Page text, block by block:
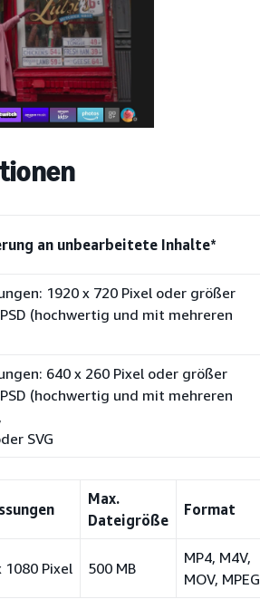
an unbearbeitete Inhalte*
1920 x 720 Pixel oder größer
(hochwertig und mit mehreren
640 x 260 Pixel oder größer
(hochwertig und mit mehreren
SVG
Max.
Dateigröße
Format
1080 Pixel 500 MB
MP4, M4V,
MOV, MPEG